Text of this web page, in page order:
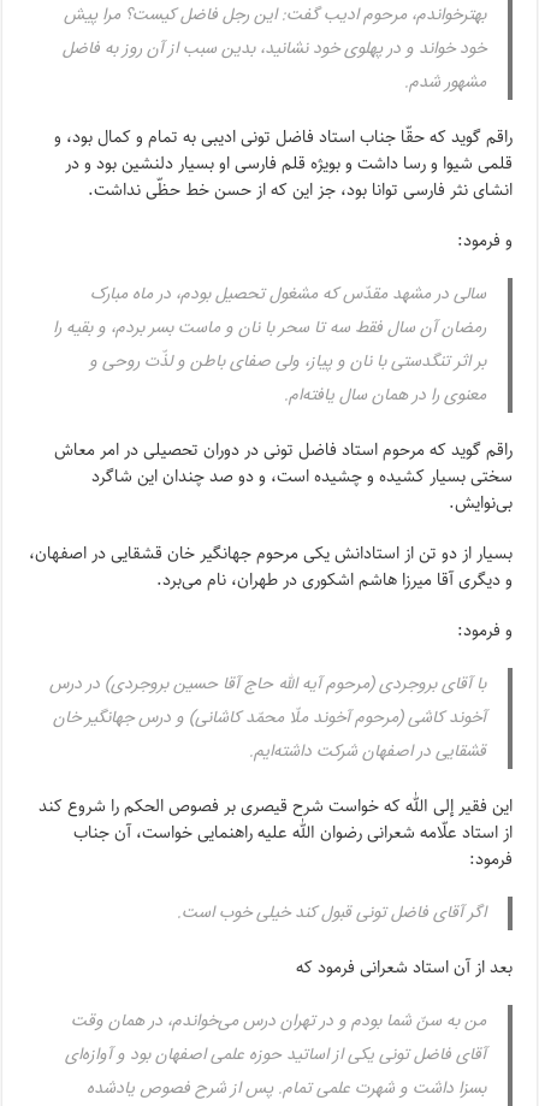
بهترخواندم، مرحوم ادیب گفت: این رجل فاضل کیست؟ مرا پیش
خود خواند و در پهلوى خود نشانید، بدین سبب از آن روز به فاضل
مشهور شدم.
راقم گوید که حقّا جناب استاد فاضل تونى ادیبى به تمام و کمال بود، و
قلمى شیوا و رسا داشت و بویژه قلم فارسى او بسیار دلنشین بود و در
انشاى نثر فارسى توانا بود، جز این که از حسن خط حظّى نداشت.
و فرمود:
سالى در مشهد مقدّس که مشغول تحصیل بودم، در ماه مبارک
رمضان آن سال فقط سه تا سحر با نان و ماست بسر بردم، و بقیه را
بر اثر تنگدستى با نان و پیاز، ولى صفاى باطن و لذّت روحى و
معنوى را در همان سال یافته‌ام.
راقم گوید که مرحوم استاد فاضل تونى در دوران تحصیلى در امر معاش
سختى بسیار کشیده و چشیده است، و دو صد چندان این شاگرد
بى‌نوایش.
بسیار از دو تن از استادانش یکى مرحوم جهانگیر خان قشقایى در اصفهان،
و دیگرى آقا میرزا هاشم اشکورى در طهران، نام مى‌برد.
و فرمود:
با آقاى بروجردى (مرحوم آیه الله حاج آقا حسین بروجردى) در درس
آخوند کاشى (مرحوم آخوند ملّا محمّد کاشانى) و درس جهانگیر خان
قشقایى در اصفهان شرکت داشته‌ایم.
این فقیر إلى الله که خواست شرح قیصرى بر فصوص الحکم را شروع کند
از استاد علّامه شعرانى رضوان الله علیه راهنمایى خواست، آن جناب
فرمود:
اگر آقاى فاضل تونى قبول کند خیلى خوب است.
بعد از آن استاد شعرانى فرمود که
من به سنّ شما بودم و در تهران درس مى‌خواندم، در همان وقت
آقاى فاضل تونى یکى از اساتید حوزه علمى اصفهان بود و آوازه‌اى
بسزا داشت و شهرت علمى تمام. پس از شرح فصوص یادشده